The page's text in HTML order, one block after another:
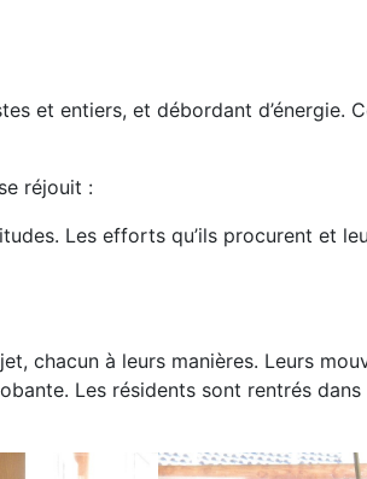
et entiers, et débordant d’énergie.
réjouit :
Les efforts qu’ils procurent et
chacun à leurs manières. Leurs
Les résidents sont rentrés dans